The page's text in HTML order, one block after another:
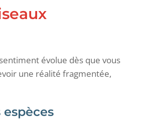
évolue dès que vous
une réalité fragmentée,